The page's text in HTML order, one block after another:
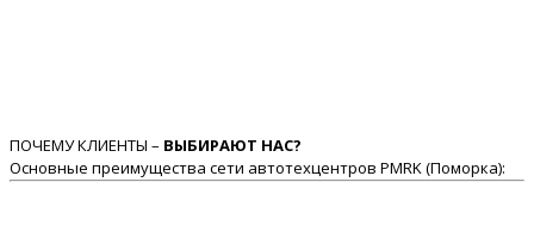
ПОЧЕМУ КЛИЕНТЫ – ВЫБИРАЮТ НАС?
Основные преимущества сети автотехцентров PMRK (Поморка):